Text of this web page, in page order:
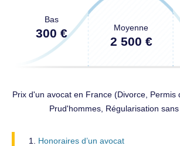
Bas
300 € Moyenne
2 500 €
Prix d'un avocat en France (Divorce, Permis
Prud'hommes, Régularisation
Honoraires d’un avocat